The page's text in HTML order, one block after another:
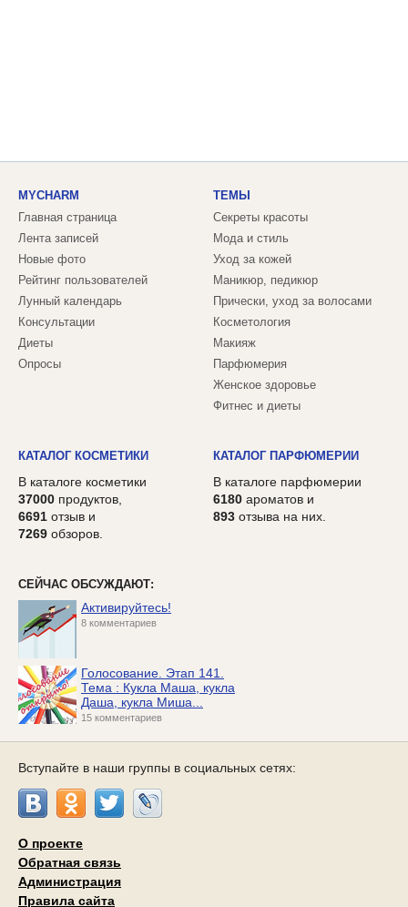
MYCHARM
Главная страница
Лента записей
Новые фото
Рейтинг пользователей
Лунный календарь
Консультации
Диеты
Опросы
ТЕМЫ
Секреты красоты
Мода и стиль
Уход за кожей
Маникюр, педикюр
Прически, уход за волосами
Косметология
Макияж
Парфюмерия
Женское здоровье
Фитнес и диеты
КАТАЛОГ КОСМЕТИКИ
В каталоге косметики
37000 продуктов,
6691 отзыв и
7269 обзоров.
КАТАЛОГ ПАРФЮМЕРИИ
В каталоге парфюмерии
6180 ароматов и
893 отзыва на них.
СЕЙЧАС ОБСУЖДАЮТ:
Активируйтесь!
8 комментариев
Голосование. Этап 141.
Тема : Кукла Маша, кукла
Даша, кукла Миша...
15 комментариев
Вступайте в наши группы в социальных сетях:
О проекте
Обратная связь
Администрация
Правила сайта